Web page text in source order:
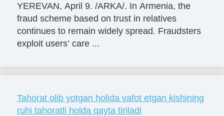
YEREVAN, April 9. /ARKA/. In Armenia, the
fraud scheme based on trust in relatives
continues to remain widely spread. Fraudsters
exploit users’ care ...
Tahorat olib yotgan holida vafot etgan kishining
ruhi tahoratli holda qayta tiriladi